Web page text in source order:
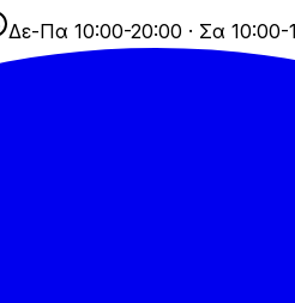
Δε-Πα 10:00-20:00 · Σα 10:00-